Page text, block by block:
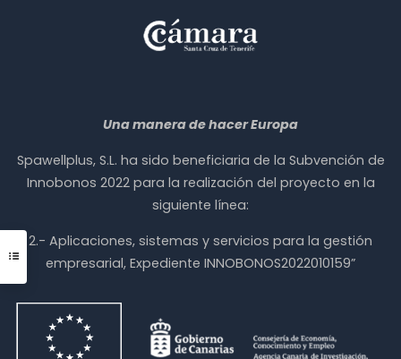
Una manera de hacer Europa
Spawellplus, S.L. ha sido beneficiaria de la Subvención de
Innobonos 2022 para la realización del proyecto en la
siguiente línea:
2.- Aplicaciones, sistemas y servicios para la gestión
empresarial, Expediente INNOBONOS2022010159”